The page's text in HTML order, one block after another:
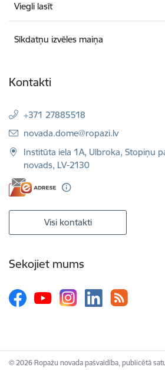
Viegli lasīt
Sīkdatņu izvēles maiņa
Kontakti
+371 27885518
E-pasts:
novada.dome@ropazi.lv
Institūta iela 1A, Ulbroka, Stopiņu
novads, LV-2130
Visi kontakti
Sekojiet mums
© 2026 Ropažu novada pašvaldība, publicētā